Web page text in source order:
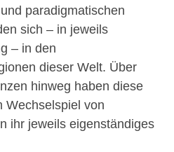
paradigmatischen
sich – in jeweils
– in den
dieser Welt. Über
hinweg haben diese
Wechselspiel von
ihr jeweils eigenständiges